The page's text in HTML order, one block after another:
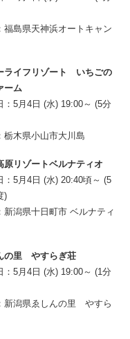
福島県天神浜オートキャン
ライフリゾート いちごの
ーム
：5月4日 (水) 19:00～ (5分
栃木県小山市大川島
原リゾートベルナティオ
：5月4日 (水) 20:40頃～ (5
)
新潟県十日町市 ベルナティ
の里 やすらぎ荘
：5月4日 (水) 19:00～ (1分
新潟県ゑしんの里 やすら